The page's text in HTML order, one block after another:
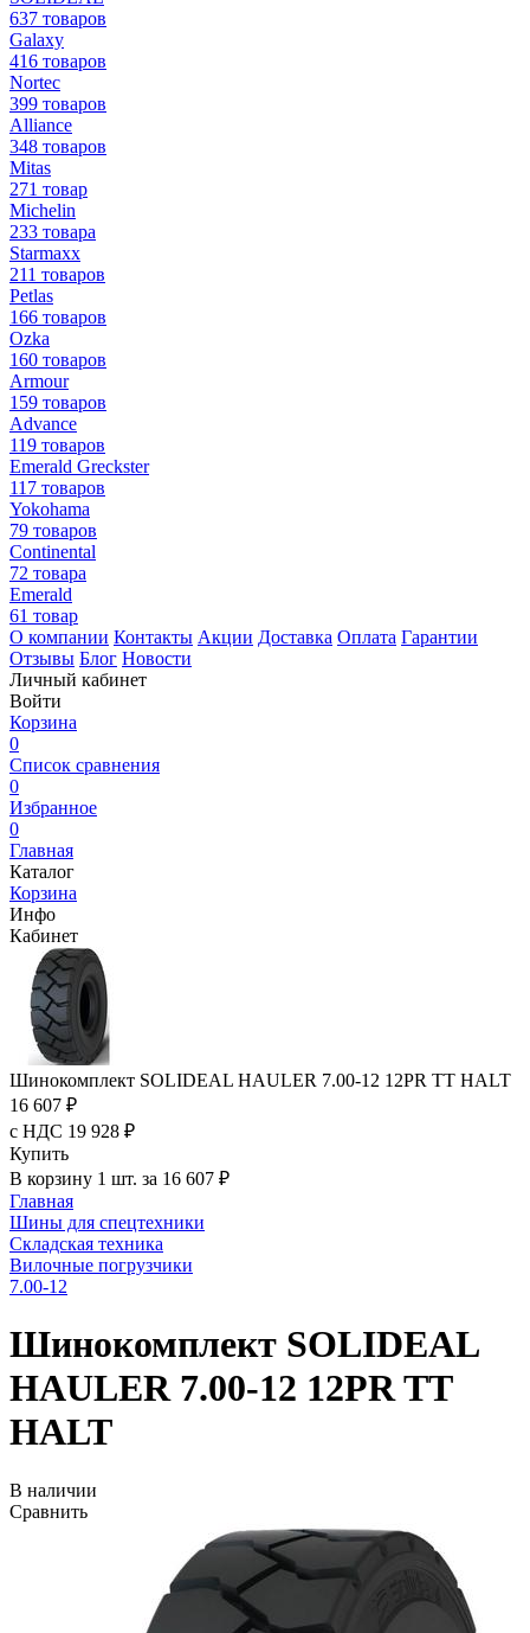
637 товаров
Galaxy
416 товаров
Nortec
399 товаров
Alliance
348 товаров
Mitas
271 товар
Michelin
233 товара
Starmaxx
211 товаров
Petlas
166 товаров
Ozka
160 товаров
Armour
159 товаров
Advance
119 товаров
Emerald Greckster
117 товаров
Yokohama
79 товаров
Continental
72 товара
Emerald
61 товар
О компании Контакты Акции Доставка Оплата Гарантии
Отзывы Блог Новости
Личный кабинет
Войти
Корзина
0
Список сравнения
0
Избранное
0
Главная
Каталог
Корзина
Инфо
Кабинет
Шинокомплект SOLIDEAL HAULER 7.00-12 12PR TT HALT
16 607 ₽
с НДС 19 928 ₽
Купить
В корзину 1 шт. за 16 607 ₽
Главная
Шины для спецтехники
Складская техника
Вилочные погрузчики
7.00-12
Шинокомплект SOLIDEAL
HAULER 7.00-12 12PR TT
HALT
В наличии
Сравнить